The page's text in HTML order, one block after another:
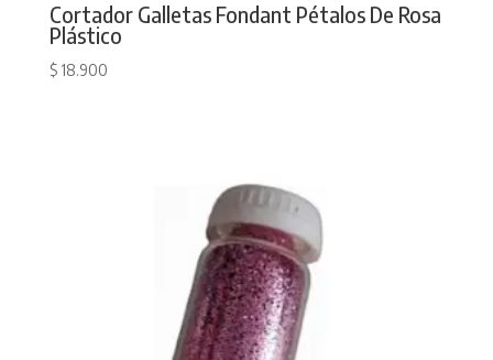
Cortador Galletas Fondant Pétalos De Rosa
Plástico
$18.900